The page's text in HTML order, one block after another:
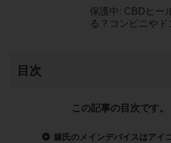
保護中: CBDヒー
る？コンビニやド
目次
この記事の目次です。
嫁氏のメインデバイスはアイ